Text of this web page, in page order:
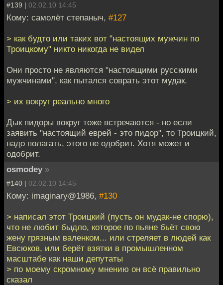
#139 | 02.02.10 14:45
Кому: самолёт степаныч, #127
> как будто или таких вот "настоящих мужчин по
Троицкому" никто никогда не видел
Они просто не являются "настоящими русскими
мужчинами", как пытался соврать этот мудак.
> их вокруг реально много
Дык пидоры вокруг тоже встречаются - но если
заявить "настоящий еврей - это пидор", то Троицкий,
надо полагать, этого не одобрит. Хотя может и
одобрит.
osmodey »
#140 | 02.02.10 14:45
Кому: imaginary@1986, #130
> написал этот Троицкий (пусть он мудак-не спорю),
что не любит быдло, которое по пьяне бьёт свою
жену грязным валенком... или стреляет в людей как
Евсюков, или берёт взятки в промышленном
масштабе как наши депутаты
> по моему скромному мнению он всё правильно
сказал